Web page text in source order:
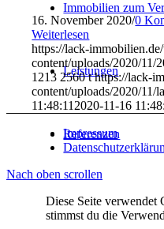
Immobilien zum
Leistungen
Referenzen
Kontakt
16. November 2020/0
Weiterlesen
https://lack-
content/uploads/2020/11/
1213 2560 t https://lack-
content/uploads/2020/11/
11:48:11 2020-11-16
Impressum
Nach oben scrollen
Diese Seite verwendet
stimmst du die